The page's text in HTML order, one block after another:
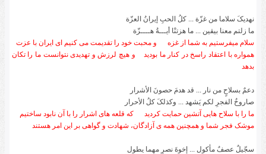
نهدیکَ سلاما من غزّة ... کلُ الحبِ إیرانُ العزّة
ما زلتم معنا بیقین ... ما هزتنْا أیـــةُ هــــزّة
سلام میفرستیم به شما از غزه
و محبت خود را تقدیمت می کنیم ای ایران با عزت
همواره با اعتقاد راسخ در کنار ما بودید
و هیچ لرزش و تهدیدی نتوانست ما را تکان
بدهد
دعمٌ بسلاحٍ من نار ... قد هدمَ حصونَ الأشرار
صاروخُ الفجرِ لکم یَشهد ... وکذلکَ کلُ الأحرار
ما را با سلاح هایی آتشین حمایت کردید
که قلعه های اشرار را با آن نابود ساختیم
موشک فجر شما و همچنین همه ی آزادگان، شهادت و گواهی بر این امر هستند
سجّیلٌ عصفٌ مأکول ... إخوةَ نصرٍ مهما یطول